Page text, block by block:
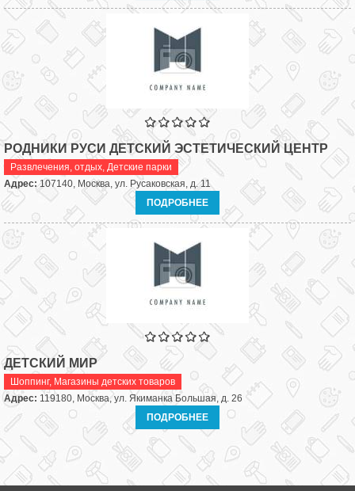
РОДНИКИ РУСИ ДЕТСКИЙ ЭСТЕТИЧЕСКИЙ ЦЕНТР
Развлечения, отдых, Детские парки
Адрес:107140, Москва, ул. Русаковская, д. 11
ПОДРОБНЕЕ
ДЕТСКИЙ МИР
Шоппинг, Магазины детских товаров
Адрес: 119180, Москва, ул. Якиманка Большая, д. 26
ПОДРОБНЕЕ